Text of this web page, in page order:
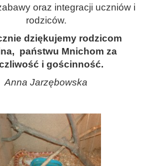
oraz integracji uczniów i
rodziców.
dziękujemy rodzicom
państwu Mnichom za
i gościnność.
Anna Jarzębowska